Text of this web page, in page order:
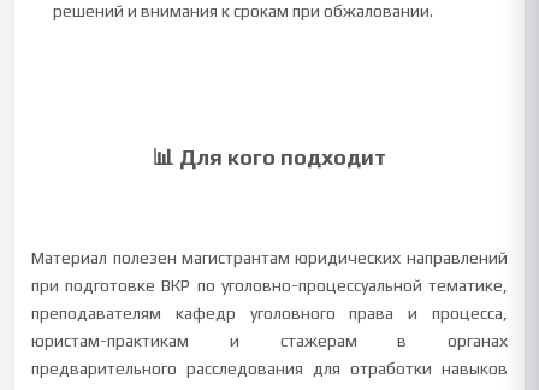
решений и внимания к срокам при обжаловании.
📊 Для кого подходит
Материал полезен магистрантам юридических направлений
при подготовке ВКР по уголовно-процессуальной тематике,
преподавателям кафедр уголовного права и процесса,
юристам-практикам и стажерам в органах
предварительного расследования для отработки навыков